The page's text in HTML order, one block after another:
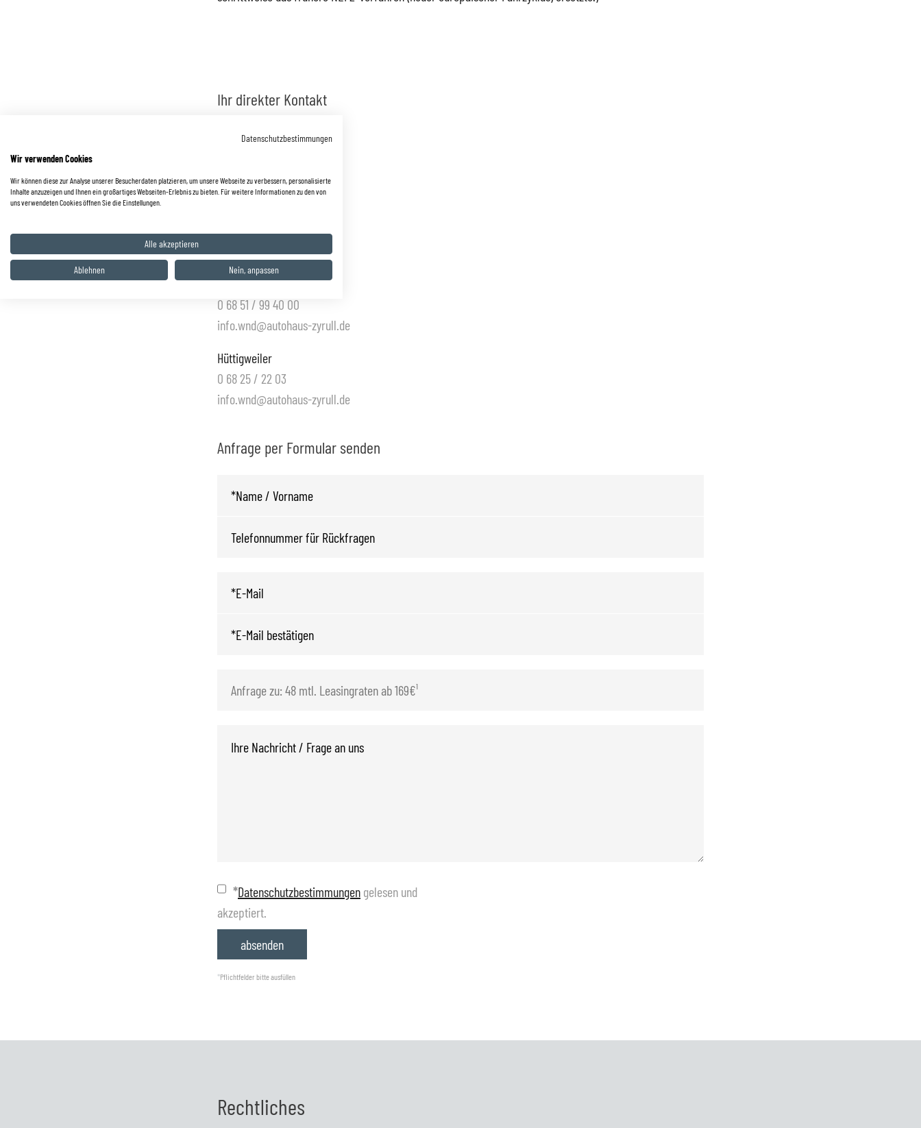
Ihr direkter Kontakt
Saarlouis
info@autohaus-zyrull.de
0 68 38 / 86 48 80
info@autohaus-zyrull.de
St. Wendel
0 68 51 / 99 40 00
info.wnd@autohaus-zyrull.de
Hüttigweiler
0 68 25 / 22 03
info.wnd@autohaus-zyrull.de
Anfrage per Formular senden
*Datenschutzbestimmungen gelesen und
akzeptiert.
*Pflichtfelder bitte ausfüllen
Rechtliches
Datenschutzbestimmungen
Wir verwenden Cookies
Wir können diese zur Analyse unserer Besucherdaten platzieren, um unsere Webseite zu verbessern, personalisierte
Inhalte anzuzeigen und Ihnen ein großartiges Webseiten-Erlebnis zu bieten. Für weitere Informationen zu den von
uns verwendeten Cookies öffnen Sie die Einstellungen.
Alle akzeptieren
Ablehnen Nein, anpassen